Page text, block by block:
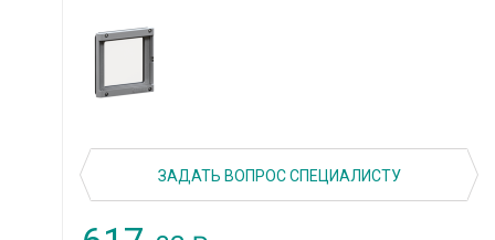
ЗАДАТЬ ВОПРОС СПЕЦИАЛИСТУ